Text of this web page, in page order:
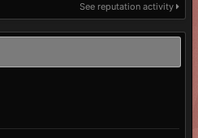
See reputation activity